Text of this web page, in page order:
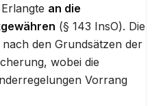
an die
(§ 143 InsO). Die
den Grundsätzen der
wobei die
Vorrang